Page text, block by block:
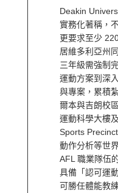
Deakin
實務化著稱，
更要求至少
居維多利亞州
三年級需強制
運動方案到深
與專案，累積
爾本與吉朗校
運動科學大樓
Sports
動作分析等世
AFL 職業隊伍
具備「認可運
可勝任體能教